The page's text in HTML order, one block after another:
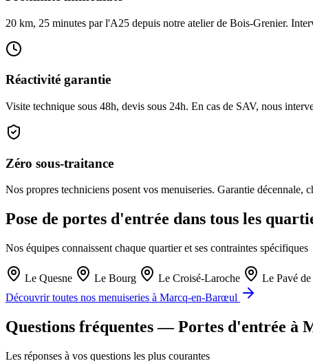
20 km, 25 minutes par l'A25 depuis notre atelier de Bois-Grenier.
Réactivité garantie
Visite technique sous 48h, devis sous 24h. En cas de SAV, nous
Zéro sous-traitance
Nos propres techniciens posent vos menuiseries. Garantie décennale,
Pose de portes d'entrée dans tous les
Nos équipes connaissent chaque quartier et ses contraintes spécifiques
Le Quesne Le Bourg Le Croisé-Laroche Le Pavé
Découvrir toutes nos menuiseries à Marcq-en-Barœul
Questions fréquentes — Portes d'entrée à
Les réponses à vos questions les plus courantes